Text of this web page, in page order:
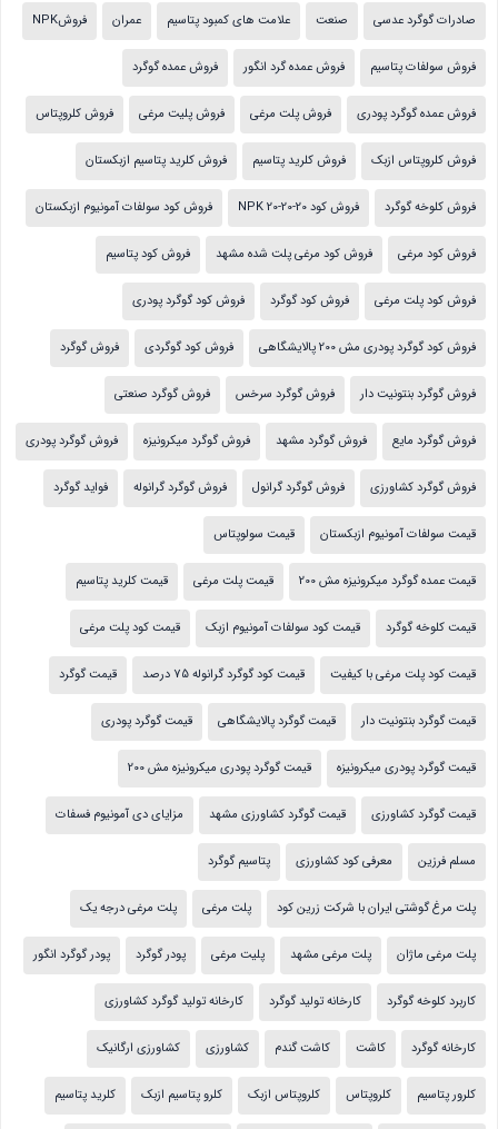
صادرات گوگرد عدسی صنعت علامت های کمبود پتاسیم عمران فروشNPK
فروش سولفات پتاسیم فروش عمده گرد انگور فروش عمده گوگرد
فروش عمده گوگرد پودری فروش پلت مرغی فروش پلیت مرغی فروش کلروپتاس
فروش کلروپتاس ازبک فروش کلرید پتاسیم فروش کلرید پتاسیم ازبکستان
فروش کلوخه گوگرد فروش کود NPK 20-20-20 فروش کود سولفات آمونیوم ازبکستان
فروش کود مرغی فروش کود مرغی پلت شده مشهد فروش کود پتاسیم
فروش کود پلت مرغی فروش کود گوگرد فروش کود گوگرد پودری
فروش کود گوگرد پودری مش 200 پالایشگاهی فروش کود گوگردی فروش گوگرد
فروش گوگرد بنتونیت دار فروش گوگرد سرخس فروش گوگرد صنعتی
فروش گوگرد مایع فروش گوگرد مشهد فروش گوگرد میکرونیزه فروش گوگرد پودری
فروش گوگرد کشاورزی فروش گوگرد گرانول فروش گوگرد گرانوله فواید گوگرد
قیمت سولفات آمونیوم ازبکستان قیمت سولوپتاس
قیمت عمده گوگرد میکرونیزه مش 200 قیمت پلت مرغی قیمت کلرید پتاسیم
قیمت کلوخه گوگرد قیمت کود سولفات آمونیوم ازبک قیمت کود پلت مرغی
قیمت کود پلت مرغی با کیفیت قیمت کود گوگرد گرانوله 75 درصد قیمت گوگرد
قیمت گوگرد بنتونیت دار قیمت گوگرد پالایشگاهی قیمت گوگرد پودری
قیمت گوگرد پودری میکرونیزه قیمت گوگرد پودری میکرونیزه مش 200
قیمت گوگرد کشاورزی قیمت گوگرد کشاورزی مشهد مزایای دی آمونیوم فسفات
مسلم فرزین معرفی کود کشاورزی پتاسیم گوگرد
پلت مرغ گوشتی ایران با شرکت زرین کود پلت مرغی پلت مرغی درجه یک
پلت مرغی ماژان پلت مرغی مشهد پلیت مرغی پودر گوگرد پودر گوگرد انگور
کاربرد کلوخه گوگرد کارخانه تولید گوگرد کارخانه تولید گوگرد کشاورزی
کارخانه گوگرد کاشت کاشت گندم کشاورزی کشاورزی ارگانیک
کلرور پتاسیم کلروپتاس کلروپتاس ازبک کلرو پتاسیم ازبک کلرید پتاسیم